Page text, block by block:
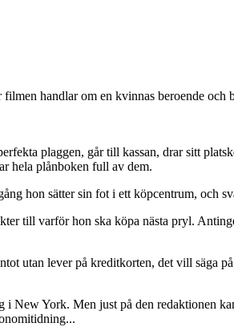
handlar om en kvinnas beroende och
plaggen, går till kassan, drar sitt
hela plånboken full av dem.
hon sätter sin fot i ett köpcentrum, och
till varför hon ska köpa nästa pryl.
utan lever på kreditkorten, det vill säga
New York. Men just på den redaktionen